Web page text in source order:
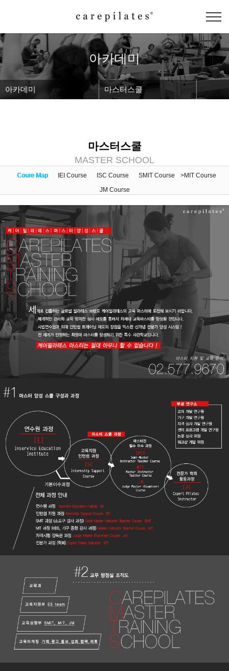
아카데미
아카데미 마스터스쿨
마스터스쿨
MASTER SCHOOL
Coure Map IEI Course ISC Course SMIT Course
>MIT Course
JM Course